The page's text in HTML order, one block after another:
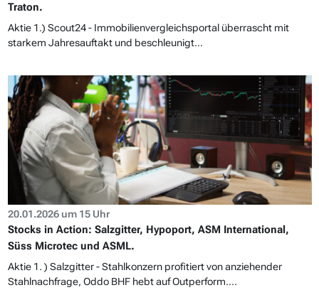
Traton.
Aktie 1.) Scout24 - Immobilienvergleichsportal überrascht mit
starkem Jahresauftakt und beschleunigt...
20.01.2026 um 15 Uhr
Stocks in Action: Salzgitter, Hypoport, ASM International,
Süss Microtec und ASML.
Aktie 1. ) Salzgitter - Stahlkonzern profitiert von anziehender
Stahlnachfrage, Oddo BHF hebt auf Outperform....